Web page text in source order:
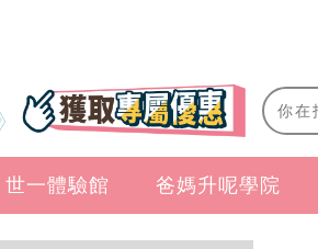
世一體驗館 爸媽升呢學院